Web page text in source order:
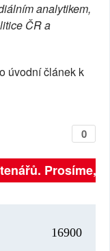
analytikem,
ČR a
úvodní článek k
0
Prosíme,
16900